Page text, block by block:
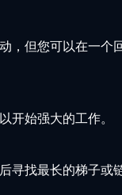
，但您可以在一个
开始强大的工作。
寻找最长的梯子或